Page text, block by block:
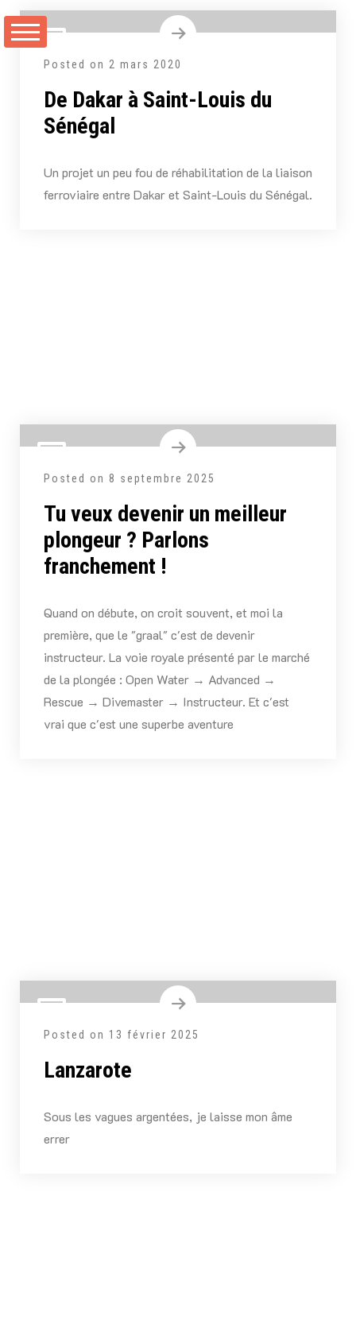
Aller
au
Posted on 2 mars 2020
De Dakar à Saint-Louis du
Sénégal
Un projet un peu fou de réhabilitation de la liaison
ferroviaire entre Dakar et Saint-Louis du Sénégal.
Posted on 8 septembre 2025
Tu veux devenir un meilleur
plongeur ? Parlons
franchement !
Quand on débute, on croit souvent, et moi la
première, que le "graal" c'est de devenir
instructeur. La voie royale présenté par le marché
de la plongée : Open Water → Advanced →
Rescue → Divemaster → Instructeur. Et c'est
vrai que c'est une superbe aventure
Posted on 13 février 2025
Lanzarote
Sous les vagues argentées, je laisse mon âme
errer